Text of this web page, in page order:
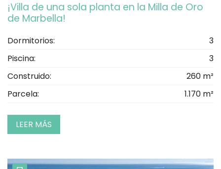
¡Villa de una sola planta en la Milla de Oro
de Marbella!
Dormitorios:
3
Piscina:
3
Construido:
260 m²
Parcela:
1.170 m²
LEER MÁS